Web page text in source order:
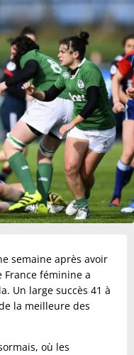
semaine après avoir
France féminine a
Un large succès 41 à
la meilleure des
où les